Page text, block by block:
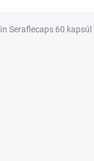
Seraflecaps 60 kapsúl